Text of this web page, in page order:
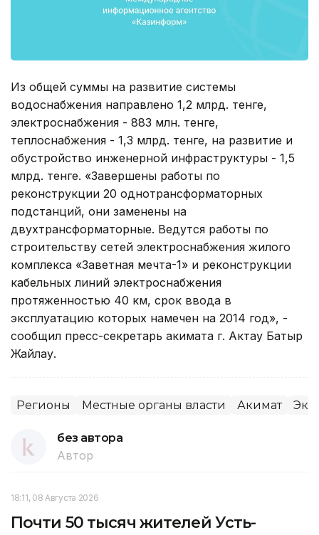
Из общей суммы на развитие системы
водоснабжения направлено 1,2 млрд. тенге,
электроснабжения - 883 млн. тенге,
теплоснабжения - 1,3 млрд. тенге, на развитие и
обустройство инженерной инфраструктуры - 1,5
млрд. тенге. «Завершены работы по
реконструкции 20 однотрансформаторных
подстанций, они заменены на
двухтрансформаторные. Ведутся работы по
строительству сетей электроснабжения жилого
комплекса «Заветная мечта-1» и реконструкции
кабельных линий электроснабжения
протяженностью 40 км, срок ввода в
эксплуатацию которых намечен на 2014 год», -
сообщил пресс-секретарь акимата г. Актау Батыр
Жайлау.
Регионы Местные органы власти Акимат
без автора
Автор
18:11, 08 Августа 2026
Почти 50 тысяч жителей Усть-